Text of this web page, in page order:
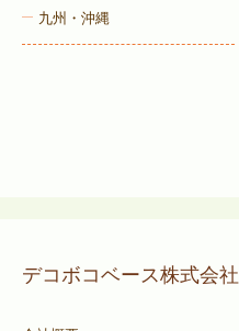
九州・沖縄
デコボコベース株式会社